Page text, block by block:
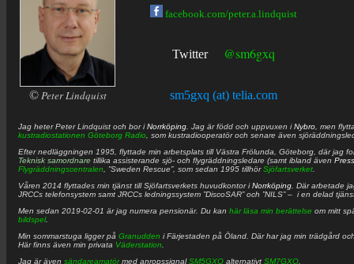
© Peter Lindquist
facebook.com/peter.a.lindquist
Twitter @sm6gxq
sm5gxq (at) telia.com
Jag heterPeter Lindquist och bor iNorrköping . Jag är född och uppvuxen iNybro , men
kustradiostationen Göteborg Radio , som kustradiooperatör och senare även
Efter nedläggningen 1995, flyttade min arbetsplats till Västra Frölunda, Göteborg, där jag
Teknisk samordnare tillika assisterande sjö- och flygräddningsledare (samt ibland även
Flygräddningscentralen , ”Sweden Rescue”, som sedan 1995 tillhörSjöfartsverket
Våren 2014 flyttades min tjänst till Sjöfartsverkets huvudkontor iNorrköping . Där arbetade
JRCCs telefonsystem samt JRCCs ledningssystem ”DiscoSAR” och ”NILS” – i en delad
Men sedan 2019-02-01 är jag numera pensionär. Du kan här läsa min berättelse om mitt
bildspel.
Min sommarstuga ligger på Granudden i Färjestaden på Öland. Där har jag min trädgård
Här finns även min privata Väderstation
Jag är även sändareamatörmed anropssignalSM5GXQ alternativt SM7GXQ